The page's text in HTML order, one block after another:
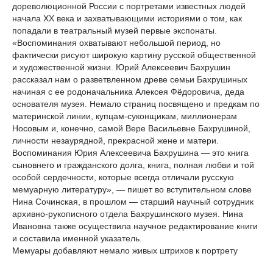
дореволюционной России с портретами известных людей
начала XX века и захватывающими историями о том, как
попадали в театральный музей первые экспонаты.
«Воспоминания охватывают небольшой период, но
фактически рисуют широкую картину русской общественной
и художественной жизни. Юрий Алексеевич Бахрушин
рассказал нам о разветвленном древе семьи Бахрушиных
начиная с ее родоначальника Алексея Фёдоровича, деда
основателя музея. Немало страниц посвящено и предкам по
материнской линии, купцам-суконщикам, миллионерам
Носовым и, конечно, самой Вере Васильевне Бахрушиной,
личности незаурядной, прекрасной жене и матери.
Воспоминания Юрия Алексеевича Бахрушина — это книга
сыновнего и гражданского долга, книга, полная любви и той
особой сердечности, которые всегда отличали русскую
мемуарную литературу», — пишет во вступительном слове
Нина Сочинская, в прошлом — старший научный сотрудник
архивно-рукописного отдела Бахрушинского музея. Нина
Ивановна также осуществила научное редактирование книги
и составила именной указатель.
Мемуары добавляют немало живых штрихов к портрету